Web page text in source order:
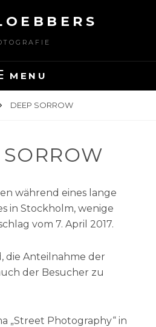
MENU
DEEP SORROW
während eines lange
in Stockholm, wenige
vom 7. April 2017.
die Anteilnahme der
der Besucher zu
„Street Photography“ in